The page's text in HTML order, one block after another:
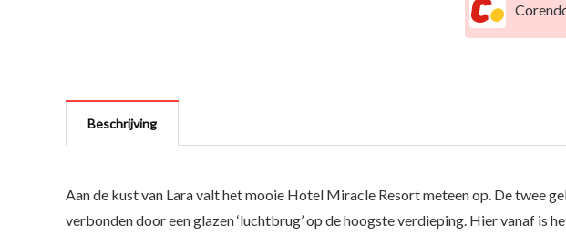
Beschrijving
Aan de kust van Lara valt het mooie Hotel Miracle Resort meteen op. De twee
verbonden door een glazen ‘luchtbrug’ op de hoogste verdieping. Hier vanaf is